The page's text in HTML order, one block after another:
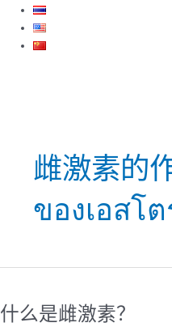
雌激素的
ของเอสโต
什么是雌激素？
是